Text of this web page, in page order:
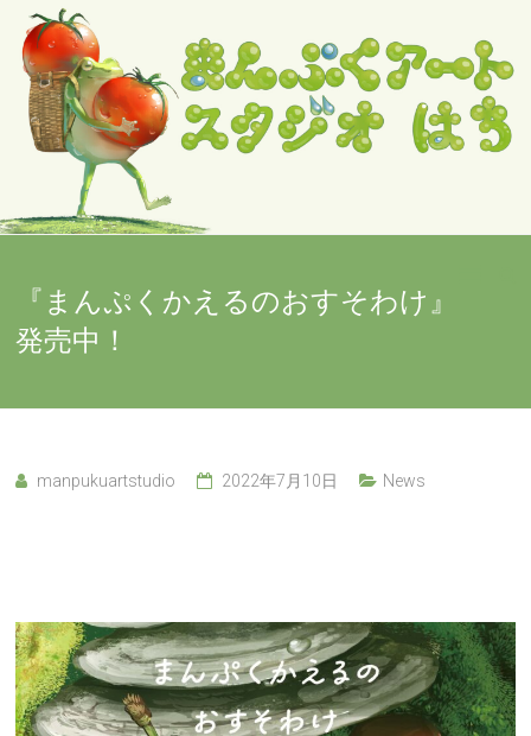
Skip
content
『まんぷくかえるのおすそわけ』
発売中！
manpukuartstudio 2022年7月10日 News